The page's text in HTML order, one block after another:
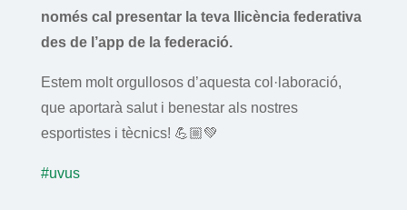
només cal presentar la teva llicència federativa
des de l’app de la federació.
Estem molt orgullosos d’aquesta col·laboració,
que aportarà salut i benestar als nostres
esportistes i tècnics! 💪🏼💚
#uvus